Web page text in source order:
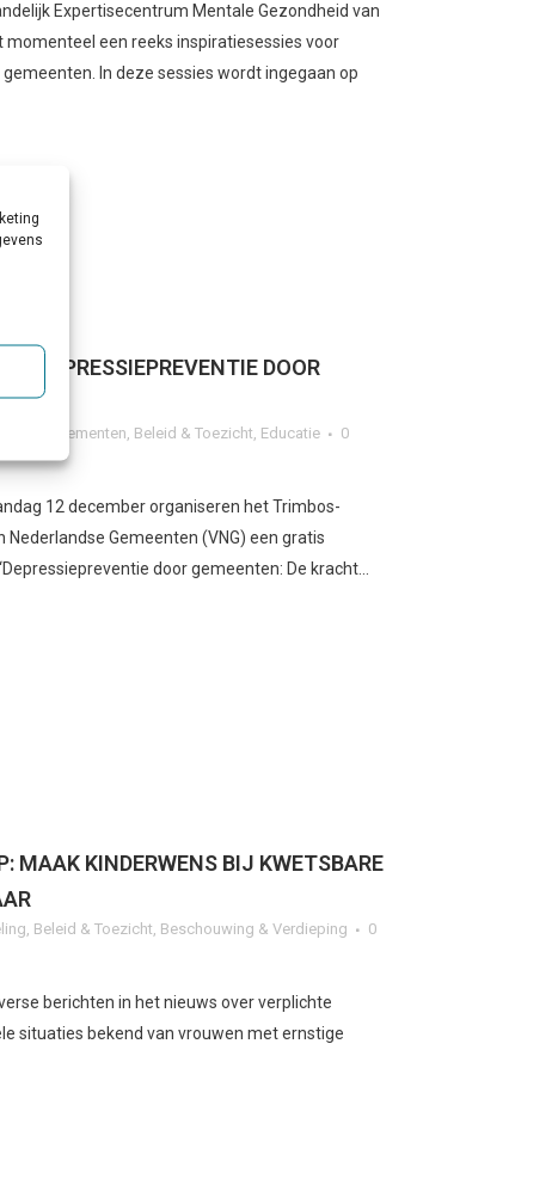
Expertisecentrum Mentale Gezondheid van
een reeks inspiratiesessies voor
gemeenten. In deze sessies wordt ingegaan op
‘DEPRESSIEPREVENTIE DOOR
& Evenementen, Beleid & Toezicht, Educatie
0
12 december organiseren het Trimbos-
Gemeenten (VNG) een gratis
door gemeenten: De kracht...
MAAK KINDERWENS BIJ KWETSBARE
, Beleid & Toezicht, Beschouwing & Verdieping
0
berichten in het nieuws over verplichte
situaties bekend van vrouwen met ernstige